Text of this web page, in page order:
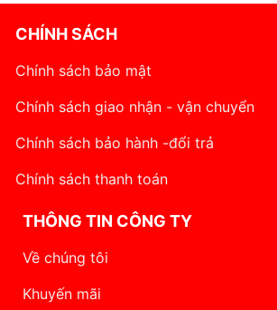
CHÍNH SÁCH
Chính sách bảo mật
Chính sách giao nhận - vận chuyển
Chính sách bảo hành -đổi trả
Chính sách thanh toán
THÔNG TIN CÔNG TY
Về chúng tôi
Khuyến mãi